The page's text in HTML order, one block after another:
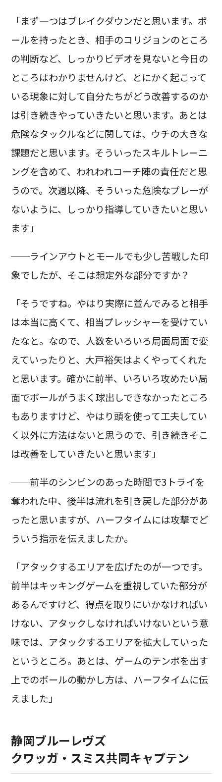
「まず一つはブレイクダウンだと思います。ボ
ールを持ったとき、相手のコリジョンのところ
の判断など、しっかりビデオを見ないと今日の
ところはわかりませんけど、とにかく起こって
いる現象に対して自分たちがどう改善するのか
は引き続きやっていきたいと思います。あとは
危険なタックルなどに関しては、ウチの大きな
課題だと思います。そういったスキルトレーニ
ングを含めて、われわれコーチ陣の責任だと思
うので。次週以降、そういった危険なプレーが
ないように、しっかり指導していきたいと思い
ます」
──ラインアウトとモールでも少し苦戦した印
象でしたが、そこは想定外な部分ですか？
「そうですね。やはり実際に並んでみると相手
は本当に高くて、相当プレッシャーを受けてい
たなと。なので、人数をいろいろ局面局面で変
えていったりと、大戸裕矢はよくやってくれた
と思います。確かに前半、いろいろ攻めたい局
面でボールがうまく球出しできなかったところ
もありますけど、やはり頭を使って工夫してい
く以外に方法はないと思うので、引き続きそこ
は改善をしていきたいと思います」
──前半のシンビンのあった時間で3トライを
奪われた中、後半は流れを引き戻した部分があ
ったと思いますが、ハーフタイムには攻撃でど
ういう指示を伝えましたか。
「アタックするエリアを広げたのが一つです。
前半はキッキングゲームを重視していた部分が
あるんですけど、得点を取りにいかなければい
けない、アタックしなければいけないという意
味では、アタックするエリアを拡大していった
というところ。あとは、ゲームのテンポを出す
上でのボールの動かし方は、ハーフタイムに伝
えました」
静岡ブルーレヴズ
クワッガ・スミス共同キャプテン